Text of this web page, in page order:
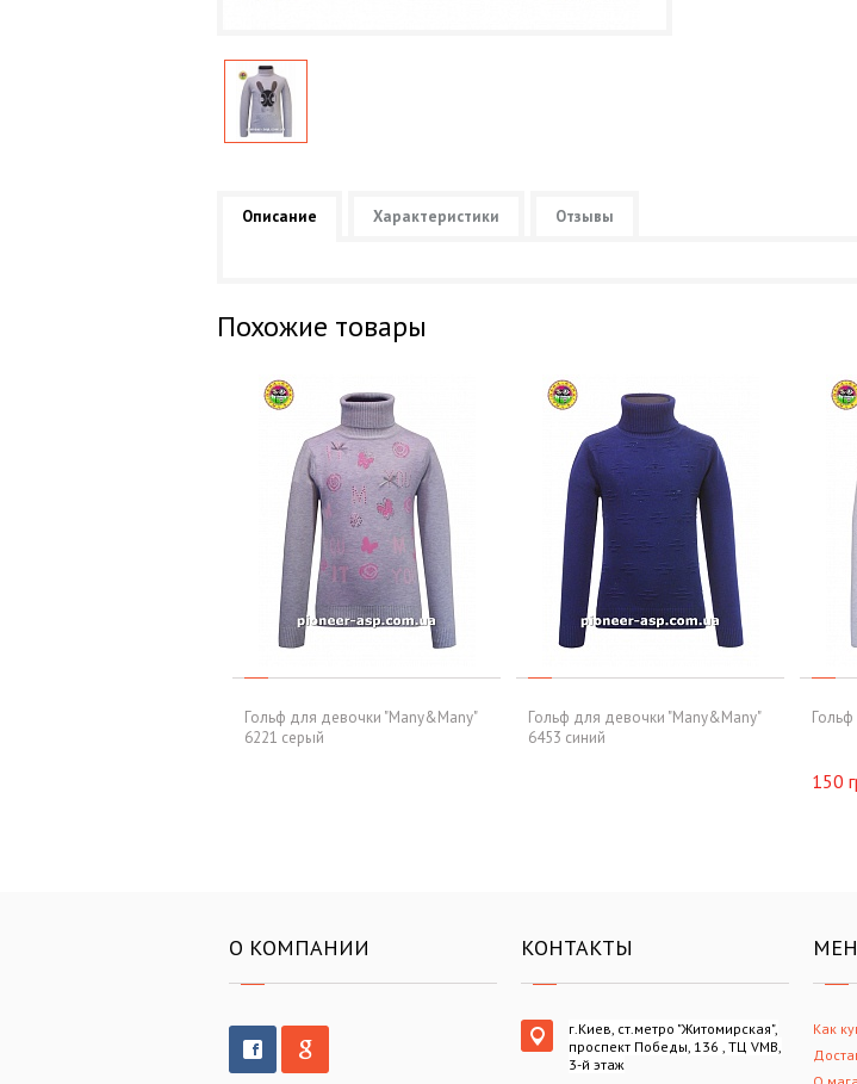
Описание Характеристики Отзывы
Похожие товары
Гольф для девочки "Many&Many"
6221 серый
Гольф для девочки "Many&Many"
6453 синий
150
О КОМПАНИИ КОНТАКТЫ
г.Киев, ст.метро "Житомирская",
проспект Победы, 136 , ТЦ VMB,
3-й этаж
Как